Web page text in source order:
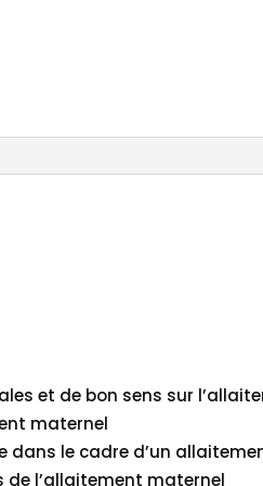
et de bon sens sur
maternel
dans le cadre d’un
l’allaitement maternel